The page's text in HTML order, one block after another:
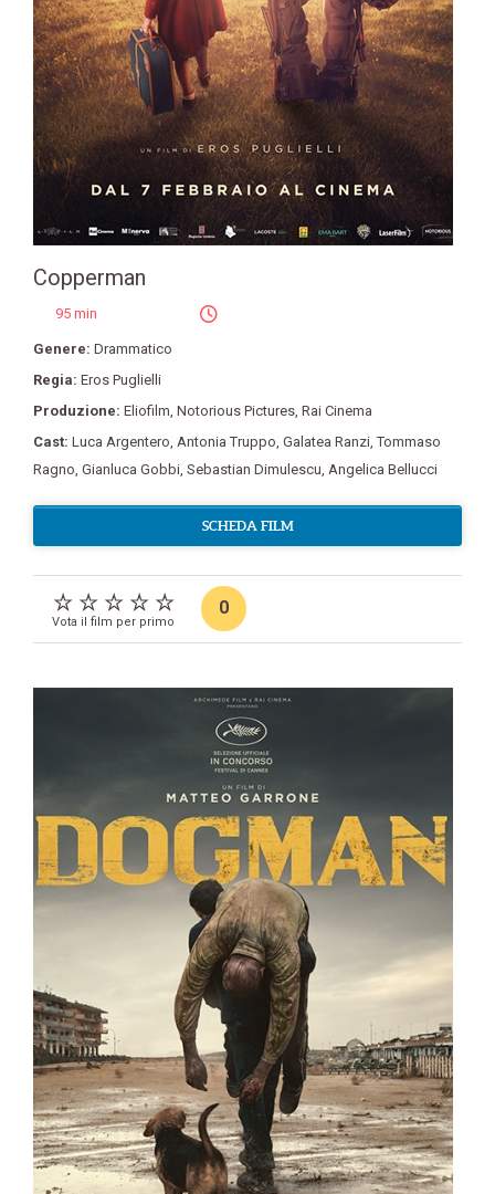
Copperman
95 min
Genere: Drammatico
Regia: Eros Puglielli
Produzione: Eliofilm Notorious Pictures Rai Cinema
Cast: Luca Argentero Antonia Truppo Galatea Ranzi ,Tommaso
Ragno Gianluca Gobbi Sebastian Dimulescu Angelica Bellucci
SCHEDA FILM
Vota il film per primo
0